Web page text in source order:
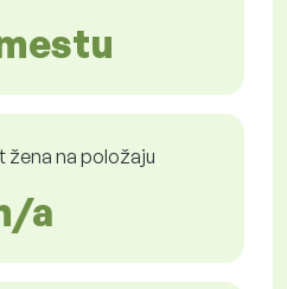
žena na položaju
a